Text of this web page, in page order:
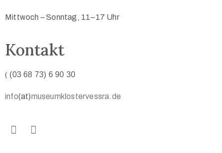
Mittwoch –Sonntag, 11–17 Uhr
Kontakt
( (03 68 73) 6 90 30
info(at)museumklostervessra.de